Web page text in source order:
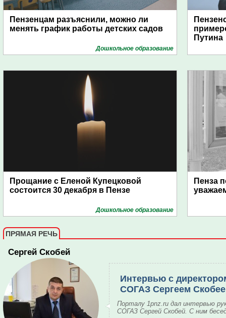
Пензенцам разъяснили, можно ли
менять график работы детских садов
Дошкольное образование
Путина
Прощание с Еленой Купецковой
состоится 30 декабря в Пензе
Дошкольное образование
Пенза
ПРЯМАЯ РЕЧЬ
Сергей Скобей
Интервью с
СОГАЗ Сергеем
Порталу 1pnz.ru дал интервью
СОГАЗ Сергей Скобей. С ним